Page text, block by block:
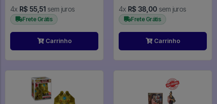
4x R$ 55,51 sem juros
Frete Grátis
Carrinho
4x R$ 38,00 sem juros
Frete Grátis
Carrinho